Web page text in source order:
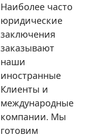
Наиболее часто
юридические
заключения
заказывают
наши
иностранные
Клиенты и
международные
компании. Мы
готовим